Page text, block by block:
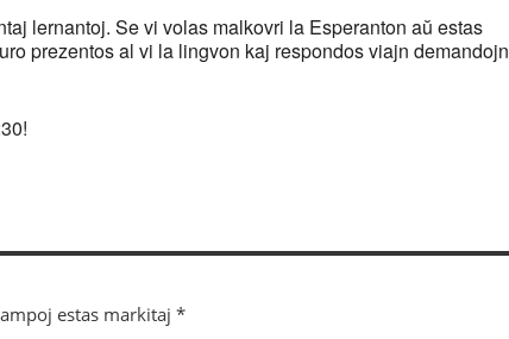
lernantoj. Se vi volas malkovri la Esperanton aŭ estas
prezentos al vi la lingvon kaj respondos viajn demandojn
estas markitaj *